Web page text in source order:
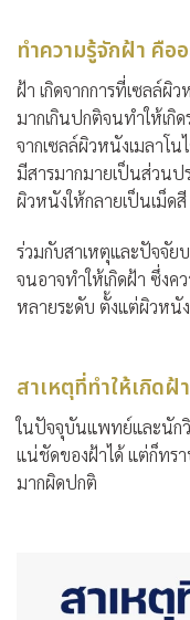
ทำความรู้จักฝ้า คืออ
ฝ้า เกิดจากการที่เซลล์ผิ
มากเกินปกติจนทำให้เกิด
จากเซลล์ผิวหนังเมลาโ
มีสารมากมายเป็นส่วน
ผิวหนังให้กลายเป็นเม็ดสี
ร่วมกับสาเหตุและปัจจัย
จนอาจทำให้เกิดฝ้า ซึ่งค
หลายระดับ ตั้งแต่ผิวหนั
สาเหตุที่ทำให้เกิดฝ้า
ในปัจจุบันแพทย์และนัก
แน่ชัดของฝ้าได้ แต่ก็ทร
มากผิดปกติ